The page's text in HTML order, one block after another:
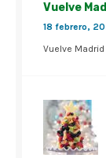
Vuelve
18 febrero,
Vuelve